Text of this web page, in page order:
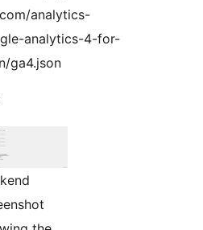
analytics-
analytics-4-for-
ga4.json